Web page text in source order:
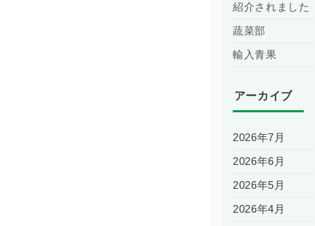
紹介されました
蔬菜部
輸入青果
アーカイブ
2026年7月
2026年6月
2026年5月
2026年4月